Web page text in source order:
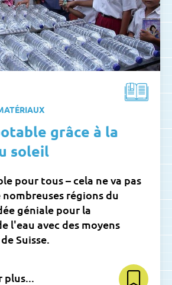
grâce à la
soleil
pour tous – cela ne va pas
nombreuses régions du
géniale pour la
l'eau avec des moyens
Suisse.
plus...